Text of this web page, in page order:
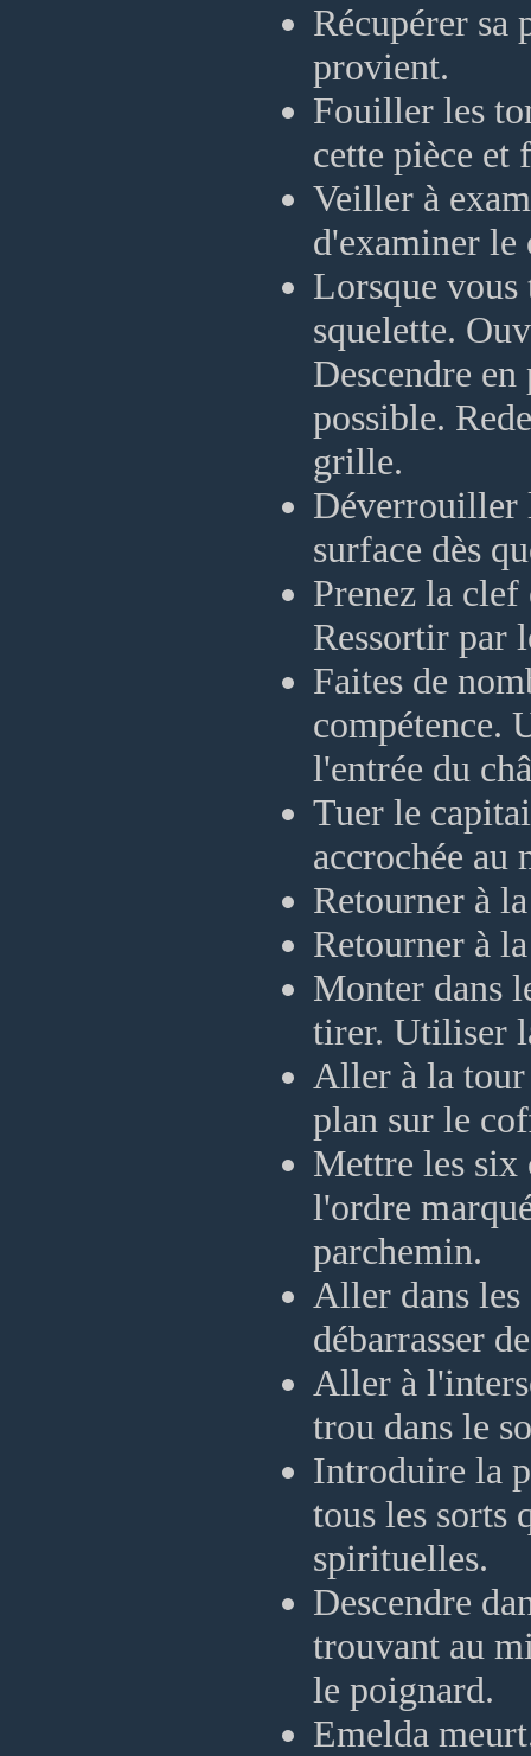
Récupérer sa
provient.
Fouiller les
cette pièce et
Veiller à
d'examiner le
Lorsque vous
squelette.
Descendre
possible.
grille.
Déverrouiller
surface dès
Prenez la
Ressortir par
Faites de
compétence.
l'entrée du
Tuer le
accrochée au
Retourner à
Retourner à
Monter dans
tirer. Utiliser
Aller à la
plan sur le
Mettre les six
l'ordre
parchemin.
Aller dans
débarrasser
Aller à
trou dans le
Introduire la
tous les sorts
spirituelles.
Descendre
trouvant au
le poignard.
Emelda